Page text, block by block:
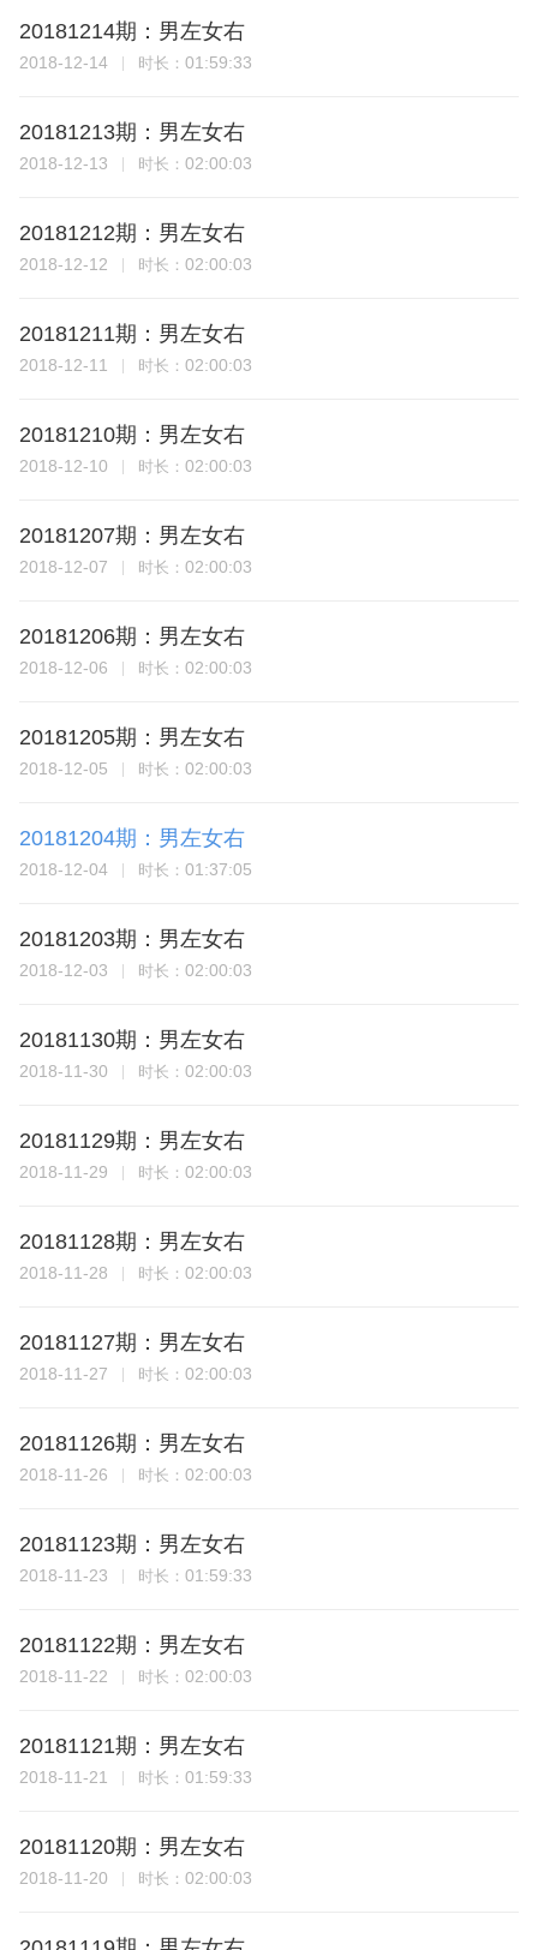
20181214期：男左女右
2018-12-14 时长： 01:59:33
20181213期：男左女右
2018-12-13 时长： 02:00:03
20181212期：男左女右
2018-12-12 时长： 02:00:03
20181211期：男左女右
2018-12-11 时长： 02:00:03
20181210期：男左女右
2018-12-10 时长： 02:00:03
20181207期：男左女右
2018-12-07 时长： 02:00:03
20181206期：男左女右
2018-12-06 时长： 02:00:03
20181205期：男左女右
2018-12-05 时长： 02:00:03
20181204期：男左女右
2018-12-04 时长： 01:37:05
20181203期：男左女右
2018-12-03 时长： 02:00:03
20181130期：男左女右
2018-11-30 时长： 02:00:03
20181129期：男左女右
2018-11-29 时长： 02:00:03
20181128期：男左女右
2018-11-28 时长： 02:00:03
20181127期：男左女右
2018-11-27 时长： 02:00:03
20181126期：男左女右
2018-11-26 时长： 02:00:03
20181123期：男左女右
2018-11-23 时长： 01:59:33
20181122期：男左女右
2018-11-22 时长： 02:00:03
20181121期：男左女右
2018-11-21 时长： 01:59:33
20181120期：男左女右
2018-11-20 时长： 02:00:03